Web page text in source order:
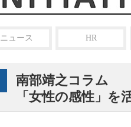
ニュース HR
南部靖之コラム
「女性の感性」